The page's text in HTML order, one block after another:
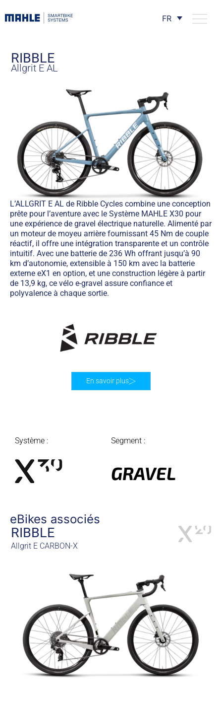
FR
RIBBLE
Allgrit E AL
L’ALLGRIT E AL de Ribble Cycles combine une conception
prête pour l’aventure avec le Système MAHLE X30 pour
une expérience de gravel électrique naturelle. Alimenté par
un moteur de moyeu arrière fournissant 45 Nm de couple
réactif, il offre une intégration transparente et un contrôle
intuitif. Avec une batterie de 236 Wh offrant jusqu’à 90
km d’autonomie, extensible à 150 km avec la batterie
externe eX1 en option, et une construction légère à partir
de 13,9 kg, ce vélo e-gravel assure confiance et
polyvalence à chaque sortie.
Système : Segment :
GRAVEL
En savoir plus
eBikes associés
RIBBLE
Allgrit E CARBON-X